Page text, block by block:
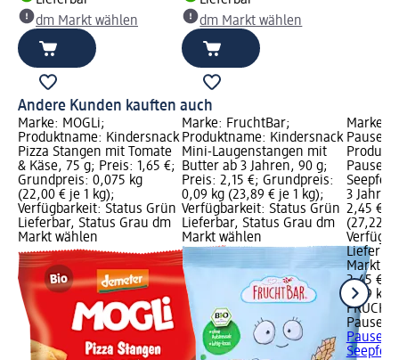
dm Markt wählen
dm Markt wählen
Andere Kunden kauften auch
Marke: MOGLi;
Produktname: Kindersnack
Pizza Stangen mit Tomate
& Käse, 75 g; Preis: 1,65 €;
Grundpreis: 0,075 kg
(22,00 € je 1 kg);
Verfügbarkeit: Status Grün
Lieferbar, Status Grau dm
Markt wählen
Marke: FruchtBar;
Produktname: Kindersnack
Mini-Laugenstangen mit
Butter ab 3 Jahren, 90 g;
Preis: 2,15 €; Grundpreis:
0,09 kg (23,89 € je 1 kg);
Verfügbarkeit: Status Grün
Lieferbar, Status Grau dm
Markt wählen
Marke:
3
2,45 €;
(27,22 €
Markt
2,45 €
0,09 kg